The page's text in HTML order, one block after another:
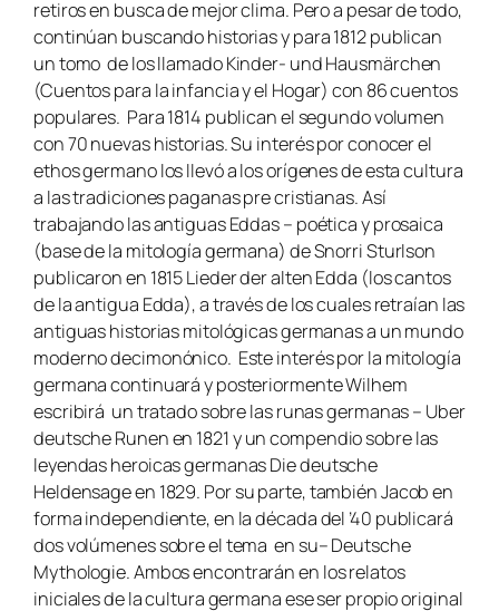
retiros en busca de mejor clima. Pero a pesar de todo,
continúan buscando historias y para 1812 publican
un tomo de los llamadoKinder- und Hausmärchen
(Cuentos para la infancia y el Hogar) con 86 cuentos
populares. Para 1814 publican el segundo volumen
con 70 nuevas historias. Su interés por conocer el
ethos germano los llevó a los orígenes de esta cultura
a las tradiciones paganas pre cristianas. Así
trabajando las antiguas Eddas – poética y prosaica
(base de la mitología germana) de Snorri Sturlson
publicaron en 1815Lieder der alten Edda (los cantos
de la antigua Edda), a través de los cuales retraían las
antiguas historias mitológicas germanas a un mundo
moderno decimonónico. Este interés por la mitología
germana continuará y posteriormente Wilhem
escribirá un tratado sobre las runas germanas– Uber
deutsche Runenen 1821 y un compendio sobre las
leyendas heroicas germanasDie deutsche
Heldensageen 1829. Por su parte, también Jacob en
forma independiente, en la década del ’40 publicará
dos volúmenes sobre el tema en su–Deutsche
Mythologie. Ambos encontrarán en los relatos
iniciales de la cultura germana ese ser propio original